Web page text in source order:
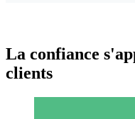
La confiance
clients